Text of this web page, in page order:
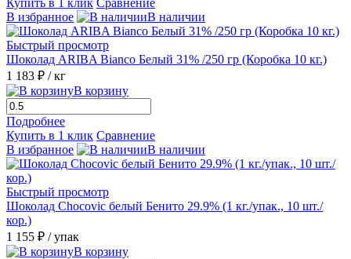
В избранное
В наличии
Быстрый просмотр
Шоколад ARIBA Bianco Белый 31% /250 гр (Коробка 10 кг.)
1 183 ₽ / кг
В корзину
Подробнее
Купить в 1 клик Сравнение
В избранное
В наличии
Быстрый просмотр
Шоколад Chocovic белый Бенито 29.9% (1 кг./упак., 10 шт./
кор.)
1 155 ₽ / упак
В корзину